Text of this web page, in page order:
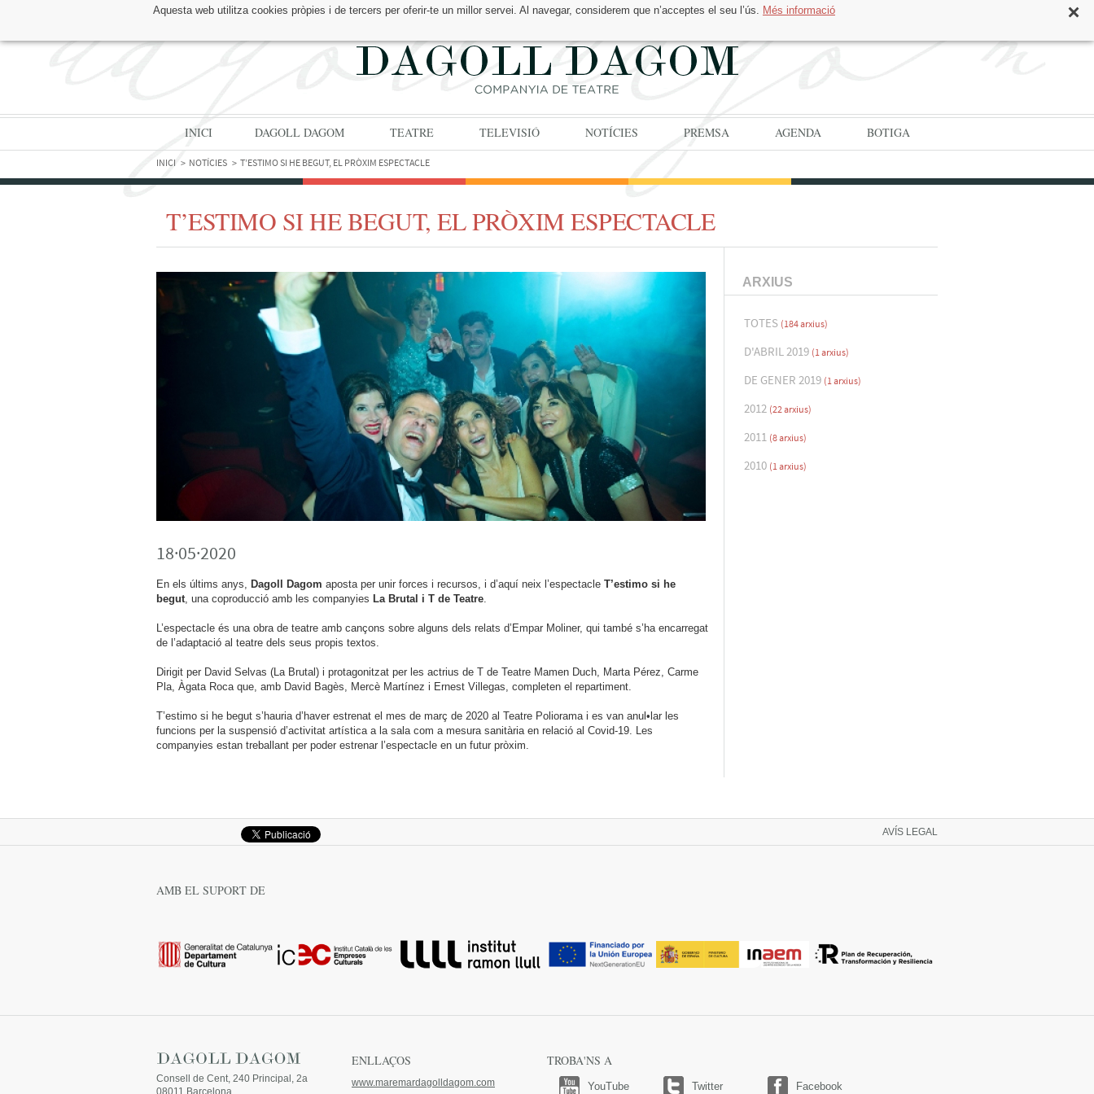
Aquesta web utilitza cookies pròpies i de tercers per oferir-te un millor servei. Al navegar, considerem que n’acceptes el seu l’ús. Més informació
TROBA'NS A:
INICI DAGOLL DAGOM TEATRE TELEVISIÓ NOTÍCIES PREMSA AGENDA BOTIGA
INICI NOTÍCIES T’ESTIMO SI HE BEGUT, EL PRÒXIM ESPECTACLE
T’ESTIMO SI HE BEGUT, EL PRÒXIM ESPECTACLE
18·05·2020
En els últims anys, Dagoll Dagom aposta per unir forces i recursos, i d’aquí neix l’espectacle T’estimo si he
begut, una coproducció amb les companyies La Brutal i T de Teatre.
L’espectacle és una obra de teatre amb cançons sobre alguns dels relats d’Empar Moliner, qui també s’ha encarregat
de l’adaptació al teatre dels seus propis textos.
Dirigit per David Selvas (La Brutal) i protagonitzat per les actrius de T de Teatre Mamen Duch, Marta Pérez, Carme
Pla, Àgata Roca que, amb David Bagès, Mercè Martínez i Ernest Villegas, completen el repartiment.
T’estimo si he begut s’hauria d’haver estrenat el mes de març de 2020 al Teatre Poliorama i es van anul•lar les
funcions per la suspensió d’activitat artística a la sala com a mesura sanitària en relació al Covid-19. Les
companyies estan treballant per poder estrenar l’espectacle en un futur pròxim.
ARXIUS
TOTES (184 arxius)
D'ABRIL 2019 (1 arxius)
DE GENER 2019 (1 arxius)
2012 (22 arxius)
2011 (8 arxius)
2010 (1 arxius)
AVÍS LEGAL
AMB EL SUPORT DE
Consell de Cent, 240 Principal, 2a
08011 Barcelona
ENLLAÇOS
www.maremardagolldagom.com
TROBA'NS A
YouTube Twitter Facebook